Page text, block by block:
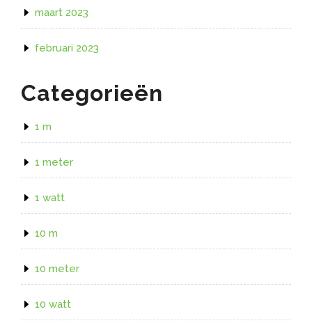
maart 2023
februari 2023
Categorieën
1 m
1 meter
1 watt
10 m
10 meter
10 watt